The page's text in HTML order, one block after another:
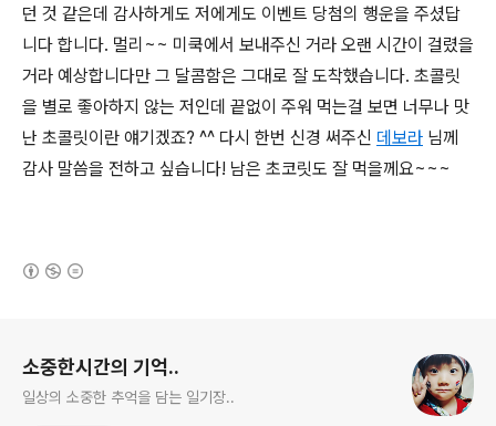
던 것 같은데 감사하게도 저에게도 이벤트 당첨의 행운을 주셨답
니다 합니다. 멀리~~ 미쿡에서 보내주신 거라 오랜 시간이 걸렸을
거라 예상합니다만 그 달콤함은 그대로 잘 도착했습니다. 초콜릿
을 별로 좋아하지 않는 저인데 끝없이 주워 먹는걸 보면 너무나 맛
난 초콜릿이란 얘기겠죠? ^^ 다시 한번 신경 써주신 데보라 님께
감사 말씀을 전하고 싶습니다! 남은 초코릿도 잘 먹을께요~~~
소중한시간의 기억..
일상의 소중한 추억을 담는 일기장..